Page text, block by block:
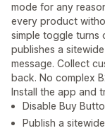
mode for any
every product
simple toggle turns
publishes a
message. Collect
back. No complex
Install the app and
Disable Buy
Publish a